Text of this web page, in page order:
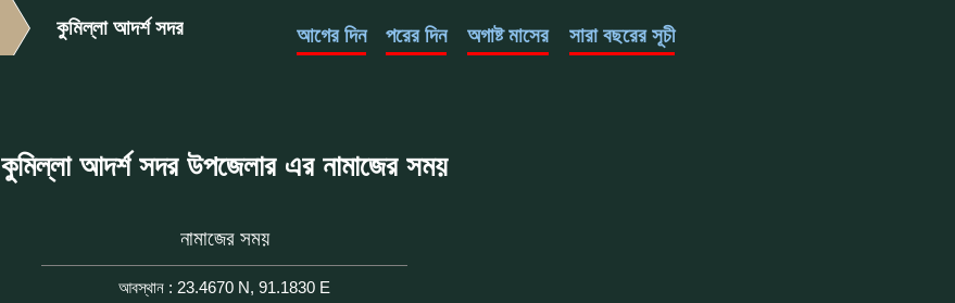
কুমিল্লা আদর্শ সদর আগের দিন পরের দিন অগাষ্ট মাসের সারা বছরের সূচী
কুমিল্লা আদর্শ সদর উপজেলার এর নামাজের সময়
নামাজের সময়
আবস্থান : 23.4670 N, 91.1830 E